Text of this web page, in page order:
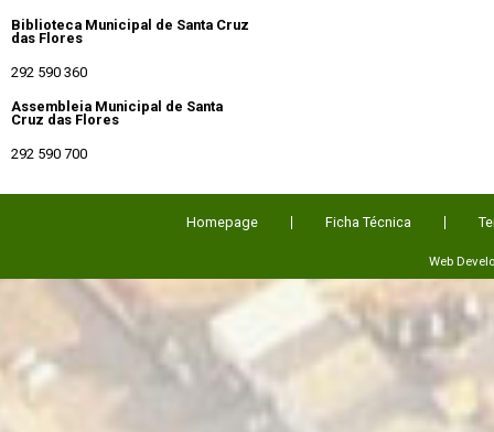
Biblioteca Municipal de Santa Cruz
das Flores
292 590 360
Assembleia Municipal de Santa
Cruz das Flores
292 590 700
Homepage Ficha Técnica
Web